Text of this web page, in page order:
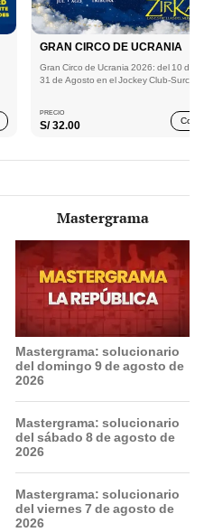
GRAN CIRCO DE UCRANIA
Gran Circo de Ucrania 2026: del 10 de
31 de Agosto en el Jockey Club-Surco
PRECIO
S/32.00
Mastergrama
Mastergrama: solucionario
del domingo 9 de agosto de
2026
Mastergrama: solucionario
del sábado 8 de agosto de
2026
Mastergrama: solucionario
del viernes 7 de agosto de
2026